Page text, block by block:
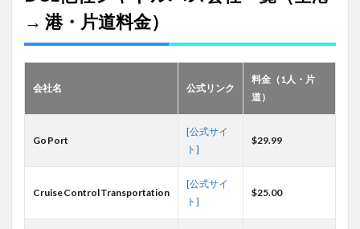
ビス
利用
者
どれ
タイ
表
6.1
→ 港・片道料金）
会社名 公式リンク
料金（1人・片
道）
Go Port
[公式サイ
ト]
$29.99
Cruise Control Transportation
[公式サイ
ト]
$25.00